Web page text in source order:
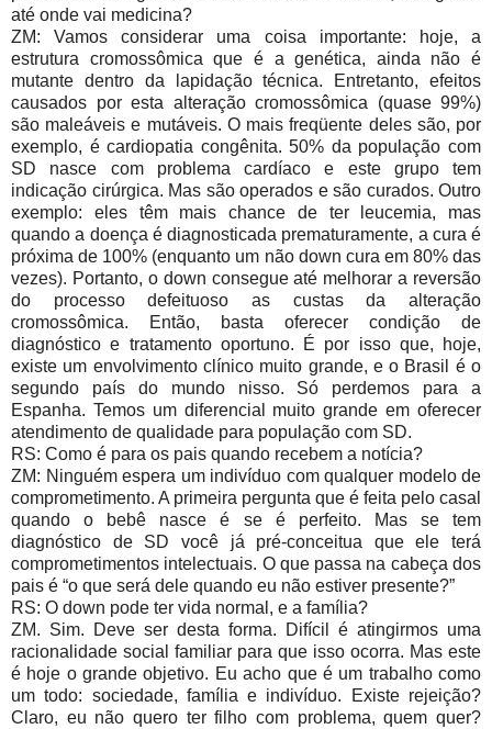
até onde vai medicina?
ZM: Vamos considerar uma coisa importante: hoje, a
estrutura cromossômica que é a genética, ainda não é
mutante dentro da lapidação técnica. Entretanto, efeitos
causados por esta alteração cromossômica (quase 99%)
são maleáveis e mutáveis. O mais freqüente deles são, por
exemplo, é cardiopatia congênita. 50% da população com
SD nasce com problema cardíaco e este grupo tem
indicação cirúrgica. Mas são operados e são curados. Outro
exemplo: eles têm mais chance de ter leucemia, mas
quando a doença é diagnosticada prematuramente, a cura é
próxima de 100% (enquanto um não down cura em 80% das
vezes). Portanto, o down consegue até melhorar a reversão
do processo defeituoso as custas da alteração
cromossômica. Então, basta oferecer condição de
diagnóstico e tratamento oportuno. É por isso que, hoje,
existe um envolvimento clínico muito grande, e o Brasil é o
segundo país do mundo nisso. Só perdemos para a
Espanha. Temos um diferencial muito grande em oferecer
atendimento de qualidade para população com SD.
RS: Como é para os pais quando recebem a notícia?
ZM: Ninguém espera um indivíduo com qualquer modelo de
comprometimento. A primeira pergunta que é feita pelo casal
quando o bebê nasce é se é perfeito. Mas se tem
diagnóstico de SD você já pré-conceitua que ele terá
comprometimentos intelectuais. O que passa na cabeça dos
pais é “o que será dele quando eu não estiver presente?”
RS: O down pode ter vida normal, e a família?
ZM. Sim. Deve ser desta forma. Difícil é atingirmos uma
racionalidade social familiar para que isso ocorra. Mas este
é hoje o grande objetivo. Eu acho que é um trabalho como
um todo: sociedade, família e indivíduo. Existe rejeição?
Claro, eu não quero ter filho com problema, quem quer?